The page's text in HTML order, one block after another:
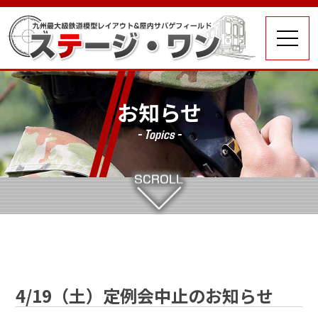
お知らせ
- Topics -
4/19（土）定例会中止のお知らせ